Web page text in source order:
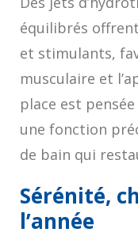
équilibrés
et stimulants,
musculaire et
place est
une fonction
de bain qui
Sérénité,
l’année